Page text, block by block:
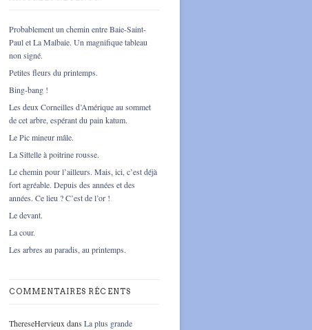
Probablement un chemin entre Baie-Saint-
Paul et La Malbaie. Un magnifique tableau
non signé.
Petites fleurs du printemps.
Bing-bang !
Les deux Corneilles d’Amérique au sommet
de cet arbre, espérant du pain katum.
Le Pic mineur mâle.
La Sittelle à poitrine rousse.
Le chemin pour l’ailleurs. Mais, ici, c’est déjà
fort agréable. Depuis des années et des
années. Ce lieu ? C’est de l’or !
Le devant.
La cour.
Les arbres au paradis, au printemps.
COMMENTAIRES RÉCENTS
ThereseHervieux dans La plus grande